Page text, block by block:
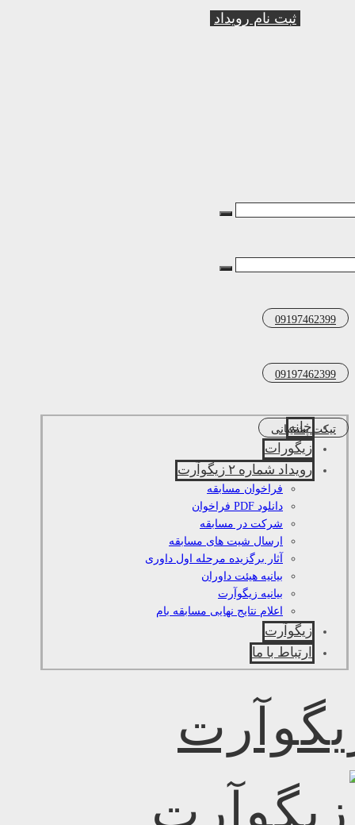
ثبت نام رویداد
09197462399
09197462399
تیکت پشتیبانی
خانه
زیگورات
رویداد شماره ۲ زیگوآرت
فراخوان مسابقه
دانلود PDF فراخوان
شرکت در مسابقه
ارسال شیت های مسابقه
آثار برگزیده مرحله اول داوری
بیانیه هیئت داوران
بیانیه زیگوآرت
اعلام نتایج نهایی مسابقه بام
زیگوآرت
ارتباط با ما